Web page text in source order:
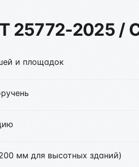
25772-2025 /
и площадок
мм для высотных зданий)